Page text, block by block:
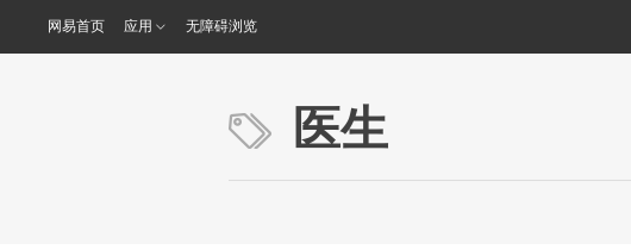
网易首页 应用 无障碍浏览
医生